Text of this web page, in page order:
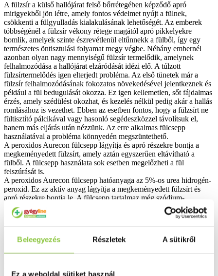
Beleegyezés Részletek A sütikről
Ez a weboldal sütiket használ
A fülzsír a külső hallójárat felső bőrrétegében képződő apró
mirigyekből jön létre, amely fontos védelmet nyújt a fülnek,
csökkenti a fülgyulladás kialakulásának lehetőségét. Az emberek
többségénél a fülzsír vékony rétege magától apró pikkelyekre
bomlik, amelyek szinte észrevétlenül eltűnnekk a fülből, így egy
természetes öntisztulási folyamat megy végbe. Néhány embernél
azonban olyan nagy mennyiségű fülzsír termelődik, amelynek
felhalmozódása a hallójárat elzáródását idézi elő. A túlzott
fülzsírtermelődés igen elterjedt probléma. Az első tünetek már a
fülzsír felhalmozódásának fokozatos növekedésével jelentkeznek és
például a fül bedugulását okozza. Ez igen kellemetlen, sőt fájdalmas
érzés, amely szédülést okozhat, és kezelés nélkül pedig akár a hallás
romlásához is vezethet. Ebben az esetben fontos, hogy a fülzsírt ne
fültisztító pálcikával vagy hasonló segédeszközzel távolítsuk el,
hanem más eljárás után nézzünk. Az erre alkalmas fülcsepp
használatával a probléma könnyedén megszüntethető.
A peroxidos Aurecon fülcsepp lágyítja és apró részekre bontja a
megkeményedett fülzsírt, amely aztán egyszerűen eltávítható a
fülből. A fülcsepp használata sok esetben megelőzheti a fül
felszúrását is.
A peroxidos Aurecon fülcsepp hatóanyaga az 5%-os urea hidrogén-
peroxid. Ez az aktív anyag lágyítja a megkeményedett fülzsírt és
apró részekre bontja le. A fülcsepp tartalmaz még szódium-
hidroxidot és glicerint is. A peroxidos Aurecon fülcsepp tiszta, sűrű
oldat. A kettős hatású, egyedülálló összetétele által meglágyul a